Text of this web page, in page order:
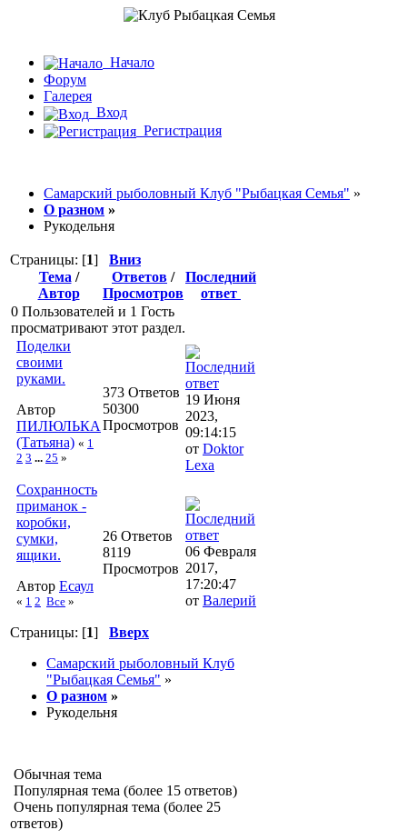
Начало
Форум
Галерея
Вход
Регистрация
Самарский рыболовный Клуб "Рыбацкая Семья" »
О разном »
Рукодельня
Страницы: [1] Вниз
Тема /
Автор
Ответов /
Просмотров
Последний
ответ
0 Пользователей и 1 Гость
просматривают этот раздел.
Поделки
своими
руками.
Автор
ПИЛЮЛЬКА
(Татьяна) « 1
2 3 ... 25 »
373 Ответов
50300
Просмотров
19 Июня
2023,
09:14:15
от Doktor
Lexa
Сохранность
приманок -
коробки,
сумки,
ящики.
Автор Есаул
« 1 2 Все »
26 Ответов
8119
Просмотров
06 Февраля
2017,
17:20:47
от Валерий
Страницы: [1] Вверх
Самарский рыболовный Клуб
"Рыбацкая Семья" »
О разном »
Рукодельня
Обычная тема
Популярная тема (более 15 ответов)
Очень популярная тема (более 25
ответов)